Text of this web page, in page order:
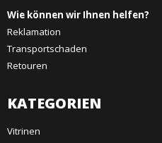
Wie können wir Ihnen helfen?
Reklamation
Transportschaden
Retouren
KATEGORIEN
Vitrinen